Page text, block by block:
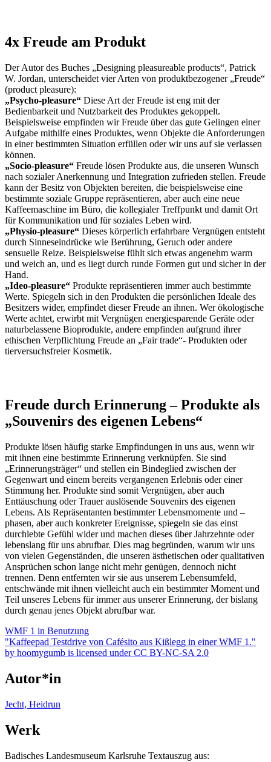
4x Freude am Produkt
Der Autor des Buches „Designing pleasureable products“, Patrick
W. Jordan, unterscheidet vier Arten von produktbezogener „Freude“
(product pleasure):
„Psycho-pleasure“ Diese Art der Freude ist eng mit der
Bedienbarkeit und Nutzbarkeit des Produktes gekoppelt.
Beispielsweise empfinden wir Freude über das gute Gelingen einer
Aufgabe mithilfe eines Produktes, wenn Objekte die Anforderungen
in einer bestimmten Situation erfüllen oder wir uns auf sie verlassen
können.
„Socio-pleasure“ Freude lösen Produkte aus, die unseren Wunsch
nach sozialer Anerkennung und Integration zufrieden stellen. Freude
kann der Besitz von Objekten bereiten, die beispielsweise eine
bestimmte soziale Gruppe repräsentieren, aber auch eine neue
Kaffeemaschine im Büro, die kollegialer Treffpunkt und damit Ort
für Kommunikation und für soziales Leben wird.
„Physio-pleasure“ Dieses körperlich erfahrbare Vergnügen entsteht
durch Sinneseindrücke wie Berührung, Geruch oder andere
sensuelle Reize. Beispielsweise fühlt sich etwas angenehm warm
und weich an, und es liegt durch runde Formen gut und sicher in der
Hand.
„Ideo-pleasure“ Produkte repräsentieren immer auch bestimmte
Werte. Spiegeln sich in den Produkten die persönlichen Ideale des
Besitzers wider, empfindet dieser Freude an ihnen. Wer ökologische
Werte achtet, erwirbt mit Vergnügen energiesparende Geräte oder
naturbelassene Bioprodukte, andere empfinden aufgrund ihrer
ethischen Verpflichtung Freude an „Fair trade“- Produkten oder
tierversuchsfreier Kosmetik.
Freude durch Erinnerung – Produkte als
„Souvenirs des eigenen Lebens“
Produkte lösen häufig starke Empfindungen in uns aus, wenn wir
mit ihnen eine bestimmte Erinnerung verknüpfen. Sie sind
„Erinnerungsträger“ und stellen ein Bindeglied zwischen der
Gegenwart und einem bereits vergangenen Erlebnis oder einer
Stimmung her. Produkte sind somit Vergnügen, aber auch
Enttäuschung oder Trauer auslösende Souvenirs des eigenen
Lebens. Als Repräsentanten bestimmter Lebensmomente und –
phasen, aber auch konkreter Ereignisse, spiegeln sie das einst
durchlebte Gefühl wider und machen dieses über Jahrzehnte oder
lebenslang für uns abrufbar. Dies mag begründen, warum wir uns
von vielen Gegenständen, die unseren ästhetischen oder qualitativen
Ansprüchen schon lange nicht mehr genügen, dennoch nicht
trennen. Denn entfernten wir sie aus unserem Lebensumfeld,
entschwände mit ihnen vielleicht auch ein bestimmter Moment und
Teil unseres Lebens für immer aus unserer Erinnerung, der bislang
durch genau jenes Objekt abrufbar war.
WMF 1 in Benutzung
"Kaffeepad Testdrive von Cafésito aus Kißlegg in einer WMF 1."
by hoomygumb is licensed under CC BY-NC-SA 2.0
Autor*in
Jecht, Heidrun
Werk
Badisches Landesmuseum Karlsruhe Textauszug aus: